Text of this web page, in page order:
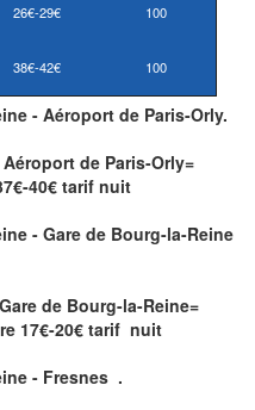
26€-29€ 100
38€-42€ 100
- Aéroport de Paris-Orly.
de Paris-Orly=
40€ tarif nuit
- Gare de Bourg-la-Reine
de Bourg-la-Reine=
17€-20€ tarif nuit
- Fresnes .